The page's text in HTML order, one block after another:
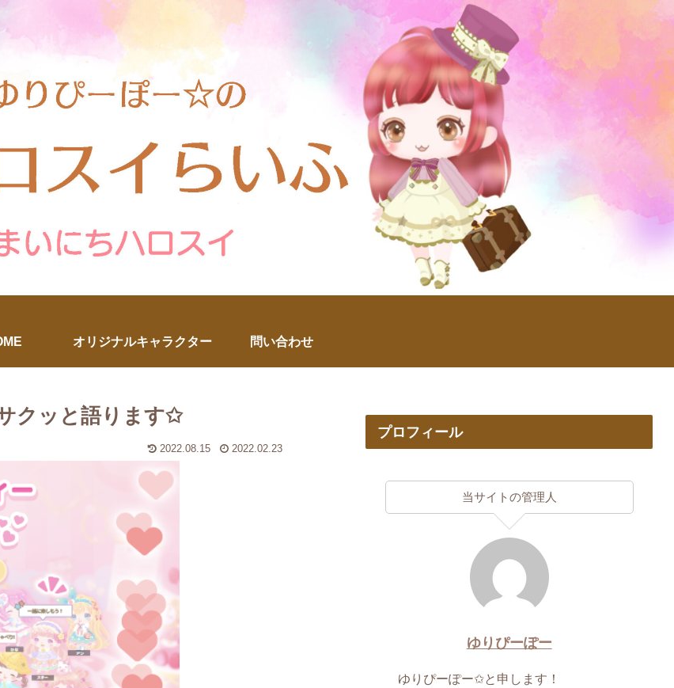
オリジナルキャラクター 問い合わせ
クッと語ります✩
2022.08.15 2022.02.23
プロフィール
当サイトの管理人
ゆりぴーぽー
ゆりぴーぽー✩と申します！